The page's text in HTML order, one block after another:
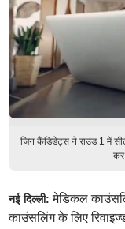
जिन कैंडिडेट्स ने राउंड 1 में
कर
नई दिल्ली:मेडिकल
काउंसलिंग के लिए